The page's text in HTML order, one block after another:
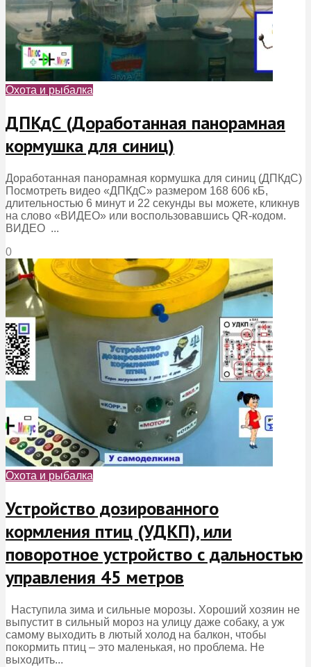
Охота и рыбалка
ДПКдС (Доработанная панорамная
кормушка для синиц)
Доработанная панорамная кормушка для синиц (ДПКдС)
Посмотреть видео «ДПКдС» размером 168 606 кБ,
длительностью 6 минут и 22 секунды вы можете, кликнув
на слово «ВИДЕО» или воспользовавшись QR-кодом.
ВИДЕО ...
0
Охота и рыбалка
Устройство дозированного
кормления птиц (УДКП), или
поворотное устройство с дальностью
управления 45 метров
Наступила зима и сильные морозы. Хороший хозяин не
выпустит в сильный мороз на улицу даже собаку, а уж
самому выходить в лютый холод на балкон, чтобы
покормить птиц – это маленькая, но проблема. Не
выходить...